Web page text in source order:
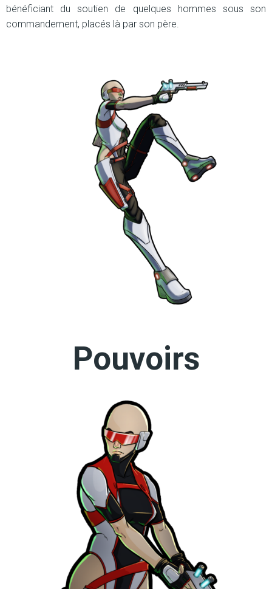
bénéficiant du soutien de quelques hommes sous son
commandement, placés là par son père.
Pouvoirs